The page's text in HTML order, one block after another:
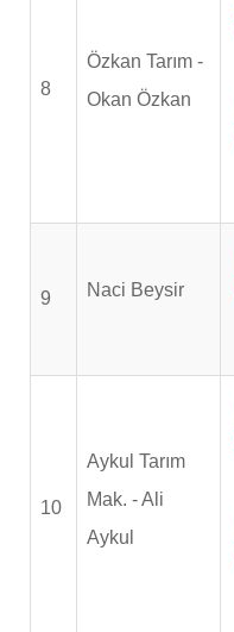
8
Özkan Tarım -
Okan Özkan
9 Naci Beysir
10
Aykul Tarım
Mak. - Ali
Aykul